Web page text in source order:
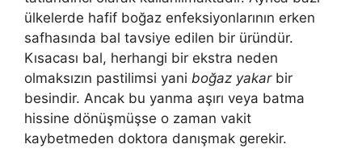
ülkelerde hafif boğaz enfeksiyonlarının erken
safhasında bal tavsiye edilen bir üründür.
Kısacası bal, herhangi bir ekstra neden
olmaksızın pastilimsi yani boğaz yakarbir
besindir. Ancak bu yanma aşırı veya batma
hissine dönüşmüşse o zaman vakit
kaybetmeden doktora danışmak gerekir.